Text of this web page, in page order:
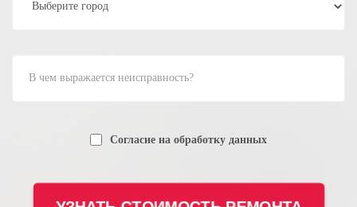
Согласие на обработку данных